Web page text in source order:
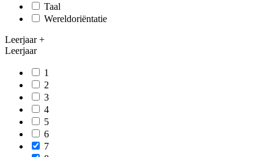
Taal
Wereldoriëntatie
Leerjaar+
Leerjaar
1
2
3
4
5
6
7